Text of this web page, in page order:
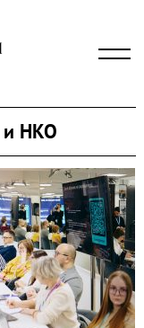
и НКО